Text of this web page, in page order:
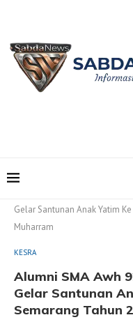
Gelar Santunan Anak Yatim
Muharram
KESRA
Alumni SMA Awh
Gelar Santunan
Semarang Tahun